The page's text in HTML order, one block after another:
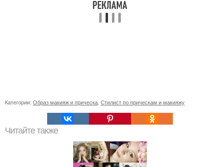
Категории: Образ макияж и прическа Стилист по прическам и макияжу
Читайте также